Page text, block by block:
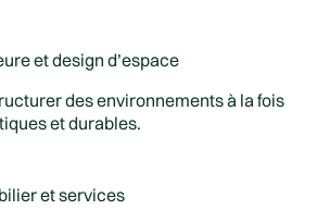
et design d’espace
des environnements à la fois
et durables.
et services